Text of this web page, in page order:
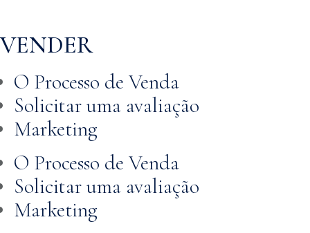
VENDER
O Processo de Venda
Solicitar uma avaliação
Marketing
O Processo de Venda
Solicitar uma avaliação
Marketing